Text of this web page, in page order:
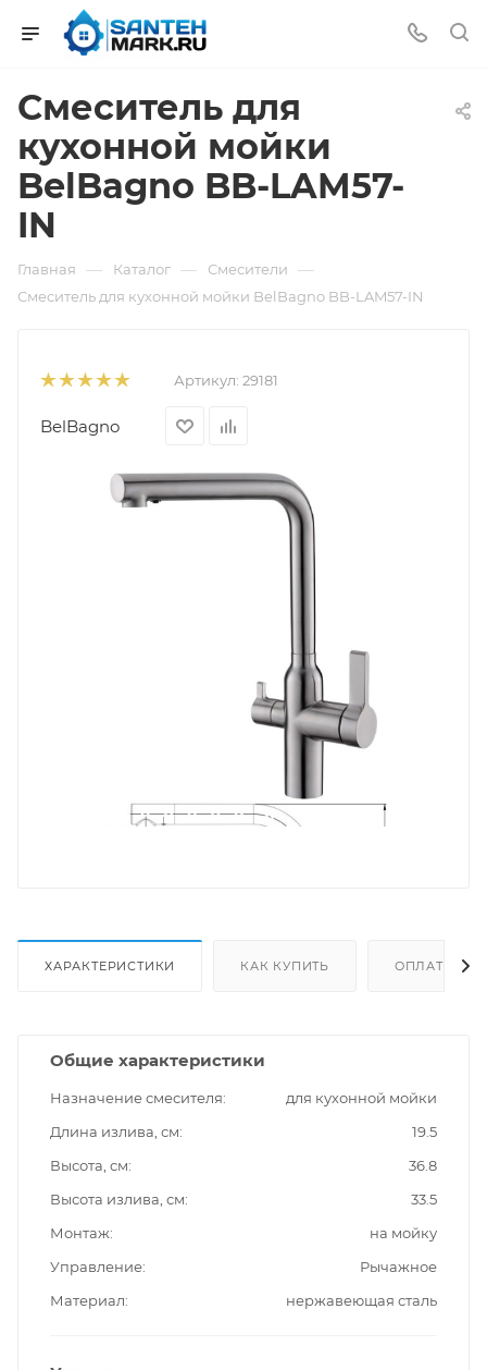
Смеситель для
кухонной мойки
BelBagno BB-LAM57-
IN
Главная — Каталог — Смесители —
Смеситель для кухонной мойки BelBagno BB-LAM57-IN
Артикул: 29181
BelBagno
ХАРАКТЕРИСТИКИ КАК КУПИТЬ ОПЛАТА
Общие характеристики
Назначение смесителя
для кухонной мойки
Длина излива, см
19.5
Высота, см
36.8
Высота излива, см
33.5
Монтаж
на мойку
Управление
Рычажное
Материал
нержавеющая сталь